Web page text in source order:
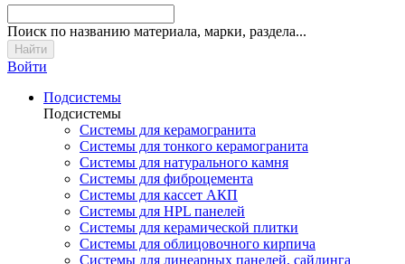
Поиск по названию материала, марки, раздела...
Войти
Подсистемы
Подсистемы
Системы для керамогранита
Системы для тонкого керамогранита
Системы для натурального камня
Системы для фиброцемента
Системы для кассет АКП
Системы для HPL панелей
Системы для керамической плитки
Системы для облицовочного кирпича
Системы для линеарных панелей, сайдинга